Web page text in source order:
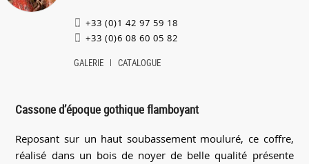
+33 (0)1 42 97 59 18
+33 (0)6 08 60 05 82
GALERIE CATALOGUE
Cassone d’époque gothique flamboyant
Reposant sur un haut soubassement mouluré, ce coffre,
réalisé dans un bois de noyer de belle qualité présente